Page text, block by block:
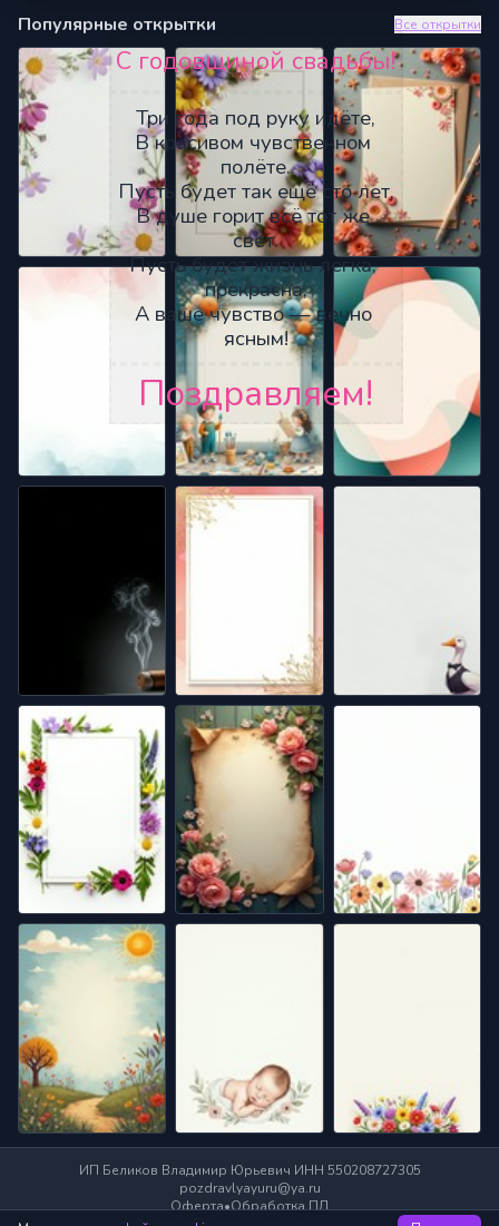
С годовщиной свадьбы!
Три года под руку идёте,
В красивом чувственном
полёте.
Пусть будет так ещё сто лет,
В душе горит всё тот же
свет.
Пусть будет жизнь легка,
прекрасна,
А ваше чувство — вечно
ясным!
Поздравляем!
Популярные открытки Все открытки
ИП Беликов Владимир Юрьевич ИНН 550208727305
pozdravlyayuru@ya.ru
Оферта•Обработка ПД